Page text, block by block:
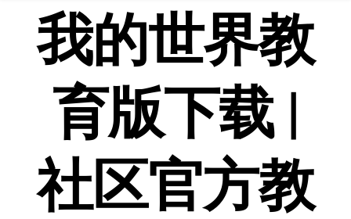
我的世界教
育版下载 |
社区官方教